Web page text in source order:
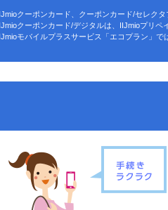
IIJmioクーポンカード、クーポンカード/セレク
IIJmioクーポンカード/デジタルは、IIJmioプリ
IIJmioモバイルプラスサービス「エコプラン」で